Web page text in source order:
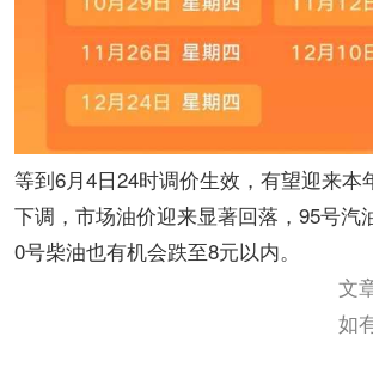
等到6月4日24时调价生效，有望迎来本
下调，市场油价迎来显著回落，95号汽
0号柴油也有机会跌至8元以内。
文
如